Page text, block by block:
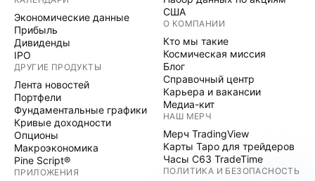
Экономические данные
Прибыль
Дивиденды
IPO
ДРУГИЕ ПРОДУКТЫ
Лента новостей
Портфели
Фундаментальные графики
Кривые доходности
Опционы
Макроэкономика
Pine Script®
ПРИЛОЖЕНИЯ
США
О КОМПАНИИ
Кто мы такие
Космическая миссия
Блог
Справочный центр
Карьера и вакансии
Медиа-кит
НАШ МЕРЧ
Мерч TradingView
Карты Таро для трейдеров
Часы C63 TradeTime
ПОЛИТИКА И БЕЗОПАСНОСТЬ